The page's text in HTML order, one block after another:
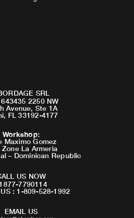
SRL
643435 2250 NW
Avenue, Ste 1A
FL 33192-4177
Workshop:
Maximo Gomez
Zone La Armeria
– Dominican Republic
US NOW
7790114
: 1-809-528-1992
EMAIL US